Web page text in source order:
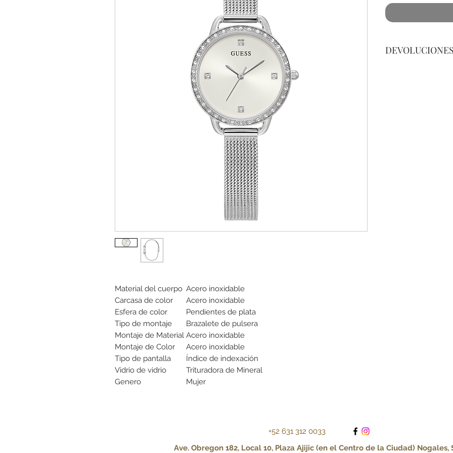
Material del cuerpo Acero inoxidable
Carcasa de color
Acero inoxidable
Esfera de color
Pendientes de plata
Tipo de montaje
Brazalete de pulsera
Montaje de Material Acero inoxidable
Montaje de Color
Acero inoxidable
Tipo de pantalla
Índice de indexación
Vidrio de vidrio
Trituradora de Mineral
Genero
Mujer
DEVOLUCIONES
+52 631 312 0033
Ave. Obregon 182, Local 10, Plaza Ajijic (en el Centro de la Ciudad) Nogales,